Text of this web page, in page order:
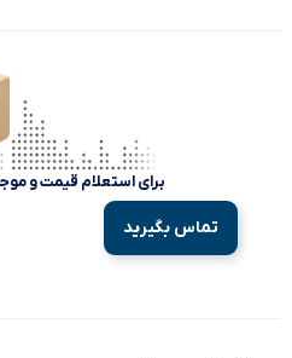
برای استعلام قیمت و
تماس بگیرید